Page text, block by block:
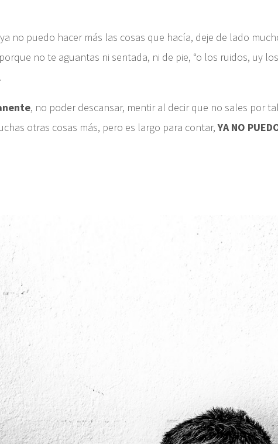
no puedo hacer más las cosas que hacía, deje de lado
no te aguantas ni sentada, ni de pie, “o los ruidos, uy
, no poder descansar, mentir al decir que no sales por
otras cosas más, pero es largo para contar,YA NO